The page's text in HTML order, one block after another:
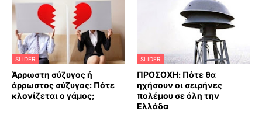
SLIDER
Άρρωστη σύζυγος ή
άρρωστος σύζυγος: Πότε
κλονίζεται ο γάμος;
SLIDER
ΠΡΟΣΟΧΗ: Πότε θα
ηχήσουν οι σειρήνες
πολέμου σε όλη την
Ελλάδα